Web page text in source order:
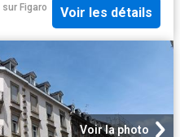
sur Figaro
Voir les détails
Voir la photo